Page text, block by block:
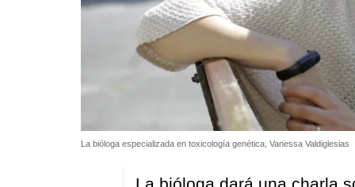
La bióloga especializada en toxicología genética, Vanessa Valdiglesias
La bióloga dará una charla